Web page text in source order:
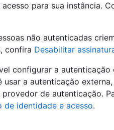
para sua instância.
não autenticadas
confira Desabilitar
configurar a
usar a autenticação
de autenticação.
de identidade e acesso.